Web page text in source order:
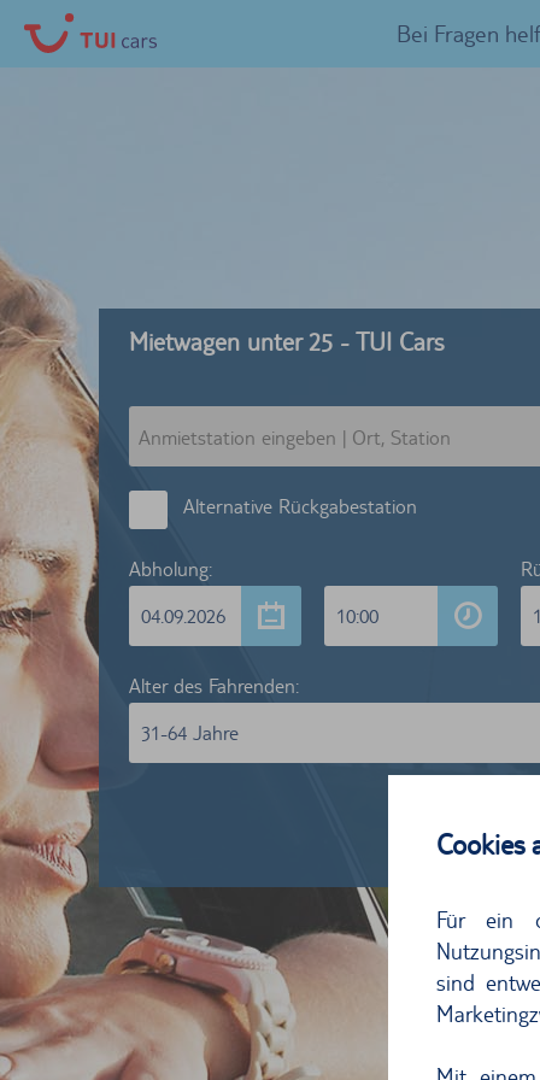
Cookies
Für ein
sind
Bei Fragen
Mietwagen unter 25 - TUI Cars
Alternative Rückgabestation
Abholung:
04.09.2026
10:00
Alter des Fahrenden:
31-64 Jahre